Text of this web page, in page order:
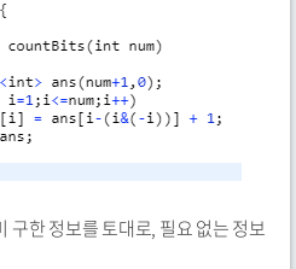
구한 정보를 토대로, 필요 없는 정보